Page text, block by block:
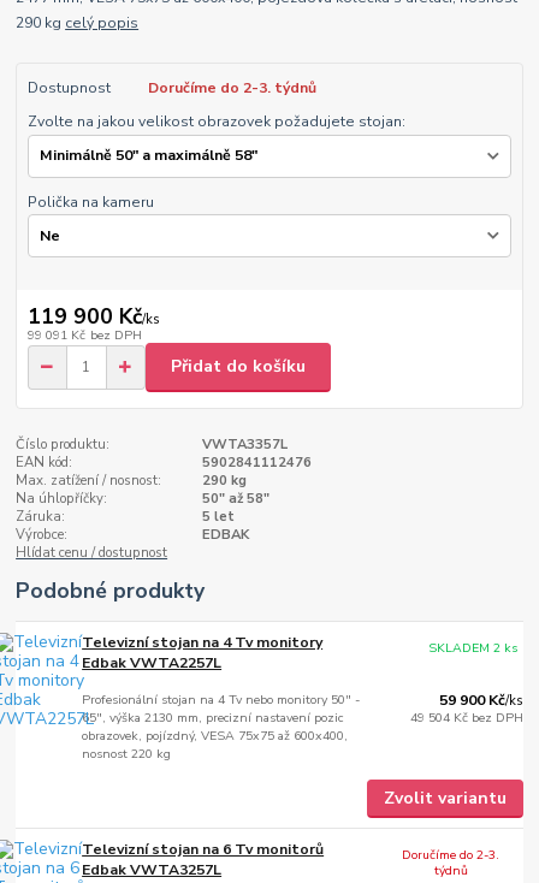
290 kg celý popis
Dostupnost
Doručíme do 2-3. týdnů
Zvolte na jakou velikost obrazovek požadujete stojan:
Polička na kameru
119 900 Kč/ks
99 091 Kč bez DPH
Přidat do košíku
Číslo produktu:
VWTA3357L
EAN kód:
5902841112476
Max. zatížení / nosnost:
290 kg
Na úhlopříčky:
50" až 58"
Záruka:
5 let
Výrobce:
EDBAK
Hlídat cenu / dostupnost
Podobné produkty
Televizní stojan na 4 Tv monitory
Edbak VWTA2257L
Profesionální stojan na 4 Tv nebo monitory 50" -
65", výška 2130 mm, precizní nastavení pozic
obrazovek, pojízdný, VESA 75x75 až 600x400,
nosnost 220 kg
59 900 Kč/ks
49 504 Kč bez DPH
SKLADEM 2 ks
Zvolit variantu
Televizní stojan na 6 Tv monitorů
Edbak VWTA3257L
Doručíme do 2-3.
týdnů